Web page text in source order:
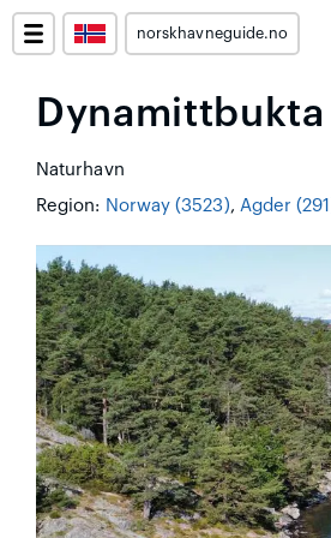
norskhavneguide.no
Naturhavn
Region: Norway (3523), Agder